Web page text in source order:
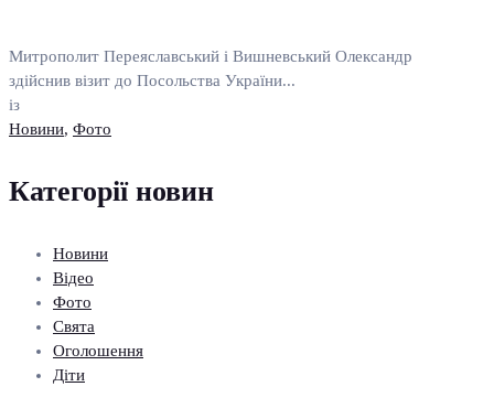
Митрополит Переяславський і Вишневський Олександр
здійснив візит до Посольства України...
із
Новини, Фото
Категорії новин
Новини
Відео
Фото
Свята
Оголошення
Діти